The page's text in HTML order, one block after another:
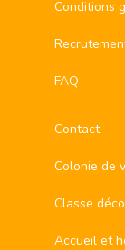
Conditions
FAQ
Contact
Colonie de
Classe
Accueil et